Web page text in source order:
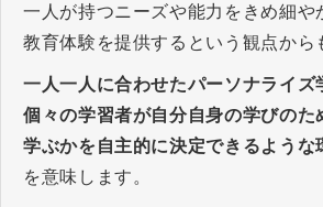
一人が持つニーズや能力をきめ細や
教育体験を提供するという観点から
一人一人に合わせたパーソナライズ
個々の学習者が自分自身の学びのた
学ぶかを自主的に決定できるような
を意味します。